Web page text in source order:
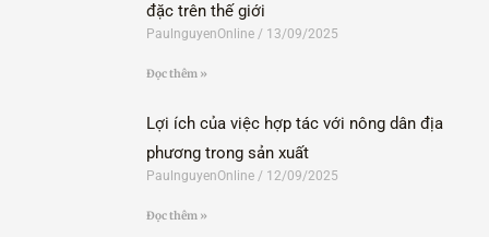
đặc trên thế giới
PaulnguyenOnline 13/09/2025
Đọc thêm »
Lợi ích của việc hợp tác với nông dân địa
phương trong sản xuất
PaulnguyenOnline 12/09/2025
Đọc thêm »